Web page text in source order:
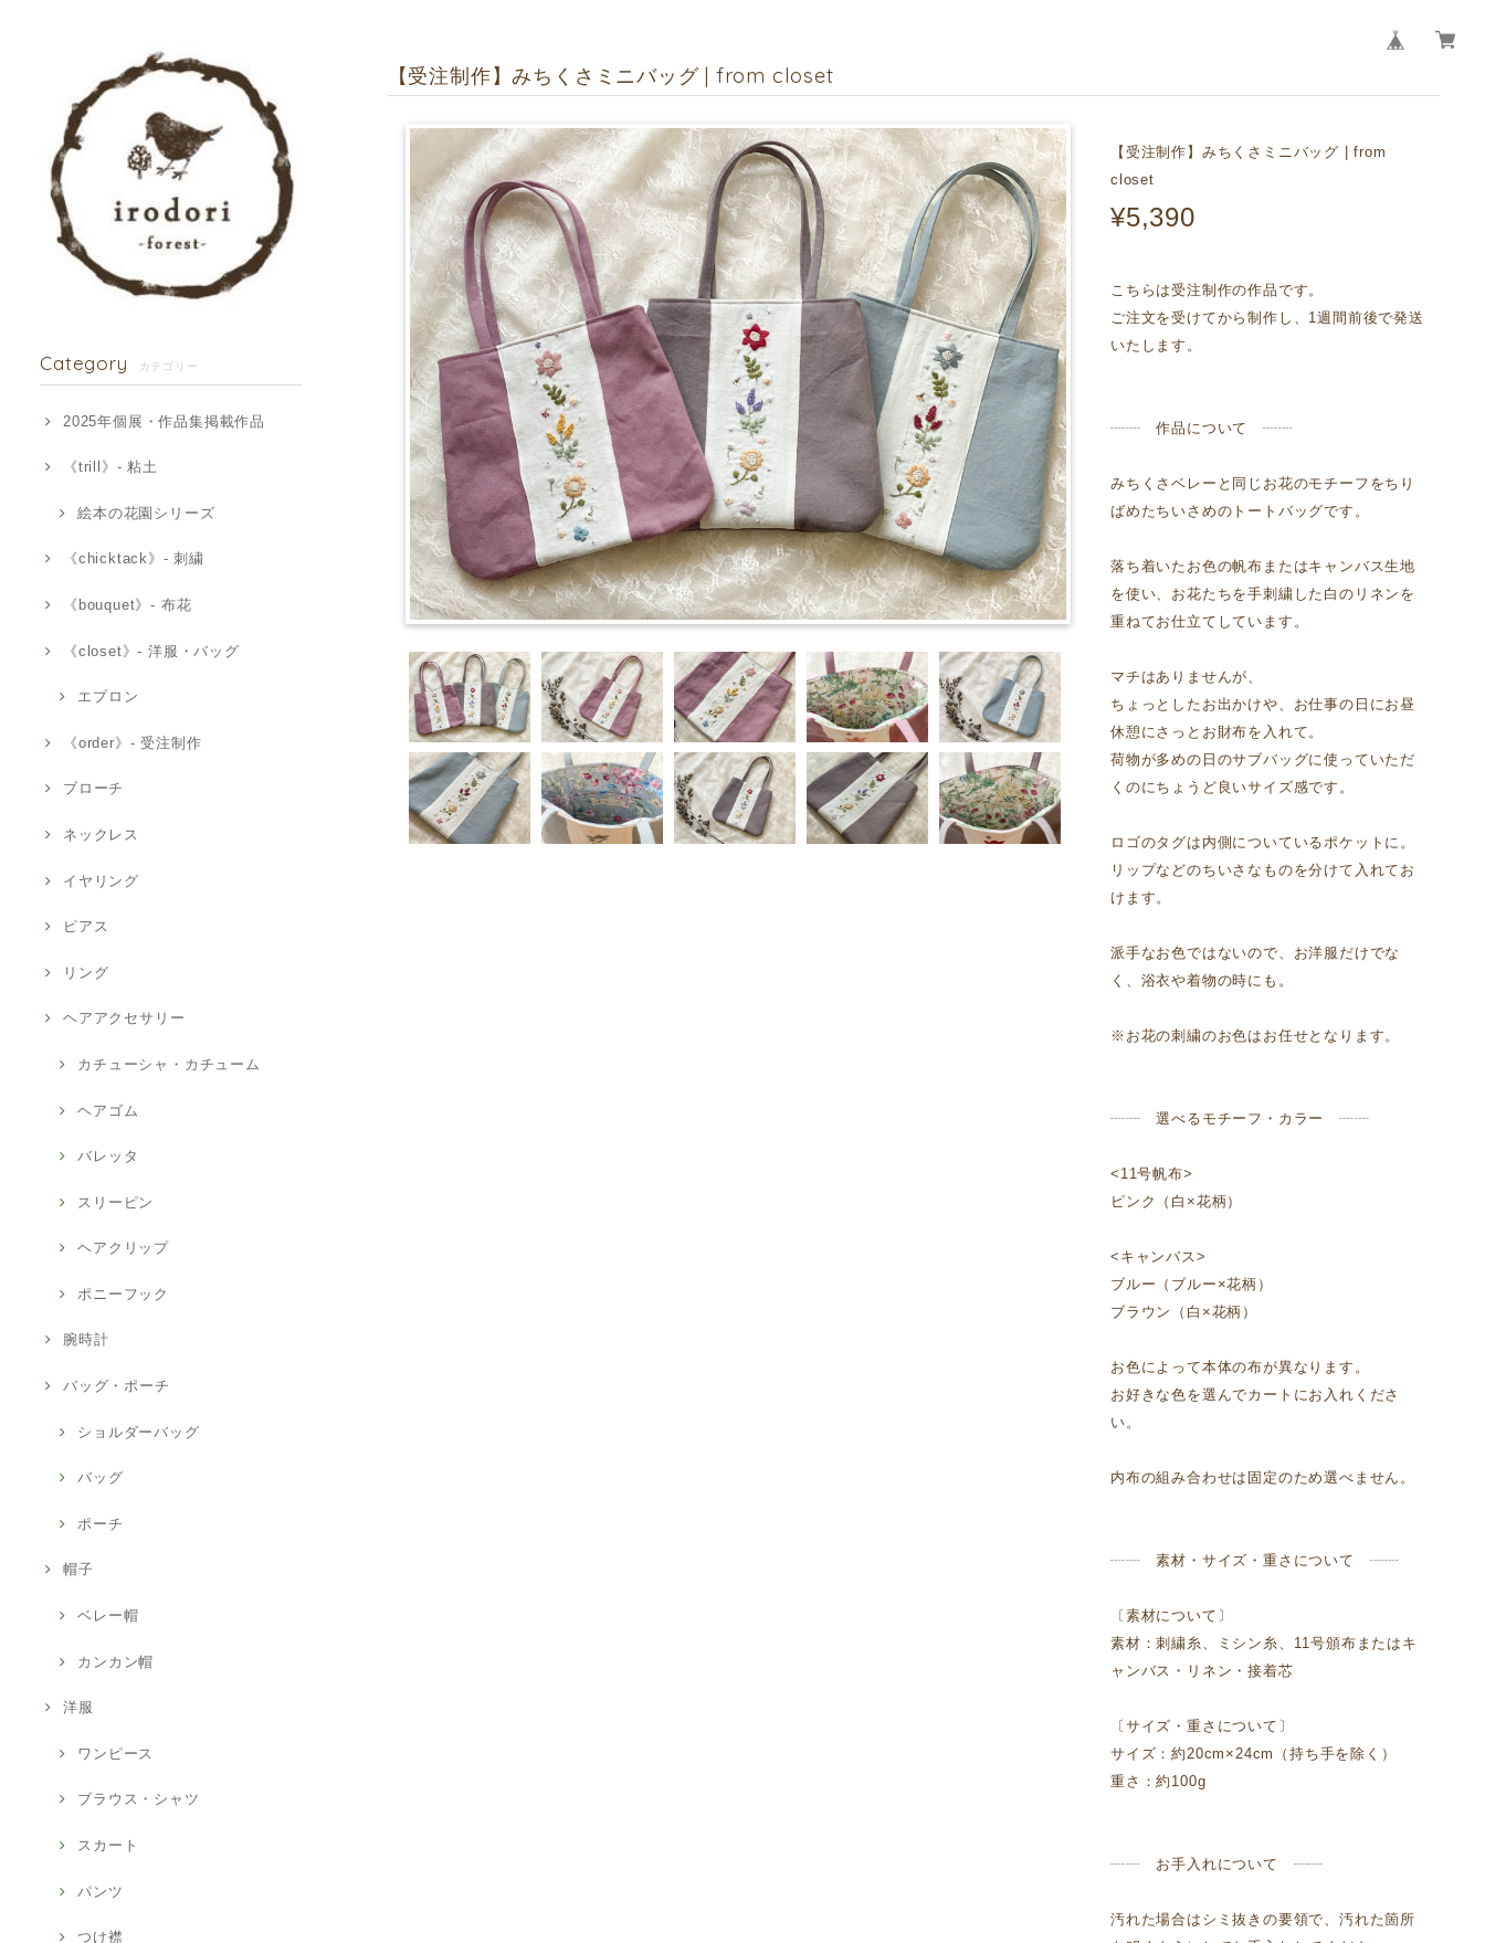
Category カテゴリー
2025年個展・作品集掲載作品
《trill》- 粘土
絵本の花園シリーズ
《chicktack》- 刺繍
《bouquet》- 布花
《closet》- 洋服・バッグ
エプロン
《order》- 受注制作
ブローチ
ネックレス
イヤリング
ピアス
リング
ヘアアクセサリー
カチューシャ・カチューム
ヘアゴム
バレッタ
スリーピン
ヘアクリップ
ポニーフック
腕時計
バッグ・ポーチ
ショルダーバッグ
バッグ
ポーチ
帽子
ベレー帽
カンカン帽
洋服
ワンピース
ブラウス・シャツ
スカート
パンツ
つけ襟
【受注制作】みちくさミニバッグ | from closet
【受注制作】みちくさミニバッグ | from
closet
¥5,390
こちらは受注制作の作品です。
ご注文を受けてから制作し、1週間前後で発送
いたします。
┈┈ 作品について ┈┈
みちくさベレーと同じお花のモチーフをちり
ばめたちいさめのトートバッグです。
落ち着いたお色の帆布またはキャンバス生地
を使い、お花たちを手刺繍した白のリネンを
重ねてお仕立てしています。
マチはありませんが、
ちょっとしたお出かけや、お仕事の日にお昼
休憩にさっとお財布を入れて。
荷物が多めの日のサブバッグに使っていただ
くのにちょうど良いサイズ感です。
ロゴのタグは内側についているポケットに。
リップなどのちいさなものを分けて入れてお
けます。
派手なお色ではないので、お洋服だけでな
く、浴衣や着物の時にも。
※お花の刺繍のお色はお任せとなります。
┈┈ 選べるモチーフ・カラー ┈┈
<11号帆布>
ピンク（白×花柄）
<キャンバス>
ブルー（ブルー×花柄）
ブラウン（白×花柄）
お色によって本体の布が異なります。
お好きな色を選んでカートにお入れくださ
い。
内布の組み合わせは固定のため選べません。
┈┈ 素材・サイズ・重さについて ┈┈
〔素材について〕
素材：刺繍糸、ミシン糸、11号頒布またはキ
ャンバス・リネン・接着芯
〔サイズ・重さについて〕
サイズ：約20cm×24cm（持ち手を除く）
重さ：約100g
┈┈ お手入れについて ┈┈
汚れた場合はシミ抜きの要領で、汚れた箇所